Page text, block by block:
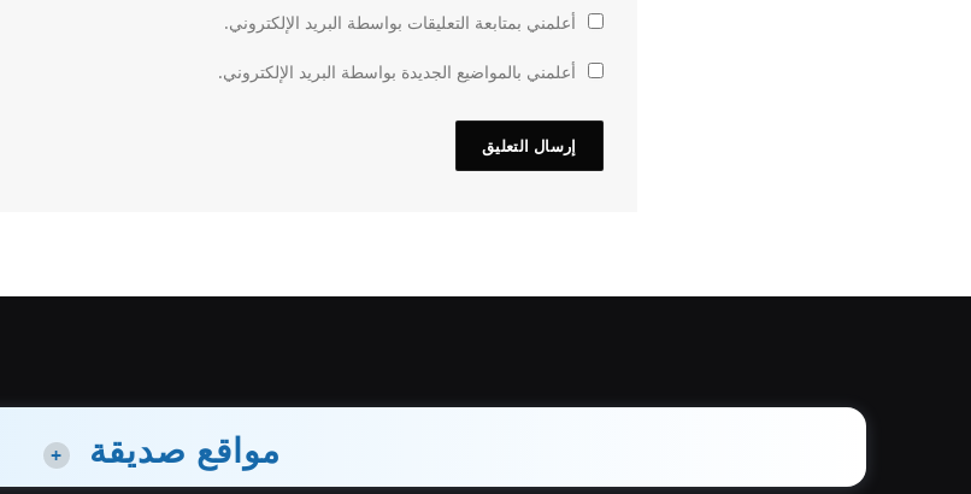
أعلمني بمتابعة التعليقات بواسطة البريد الإلكتروني.
أعلمني بالمواضيع الجديدة بواسطة البريد الإلكتروني.
مواقع صديقة +